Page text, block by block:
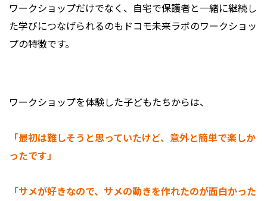
ワークショップだけでなく、自宅で保護者と一緒に継続し
た学びにつなげられるのもドコモ未来ラボのワークショッ
プの特徴です。
ワークショップを体験した子どもたちからは、
「最初は難しそうと思っていたけど、意外と簡単で楽しか
ったです」
「サメが好きなので、サメの動きを作れたのが面白かった